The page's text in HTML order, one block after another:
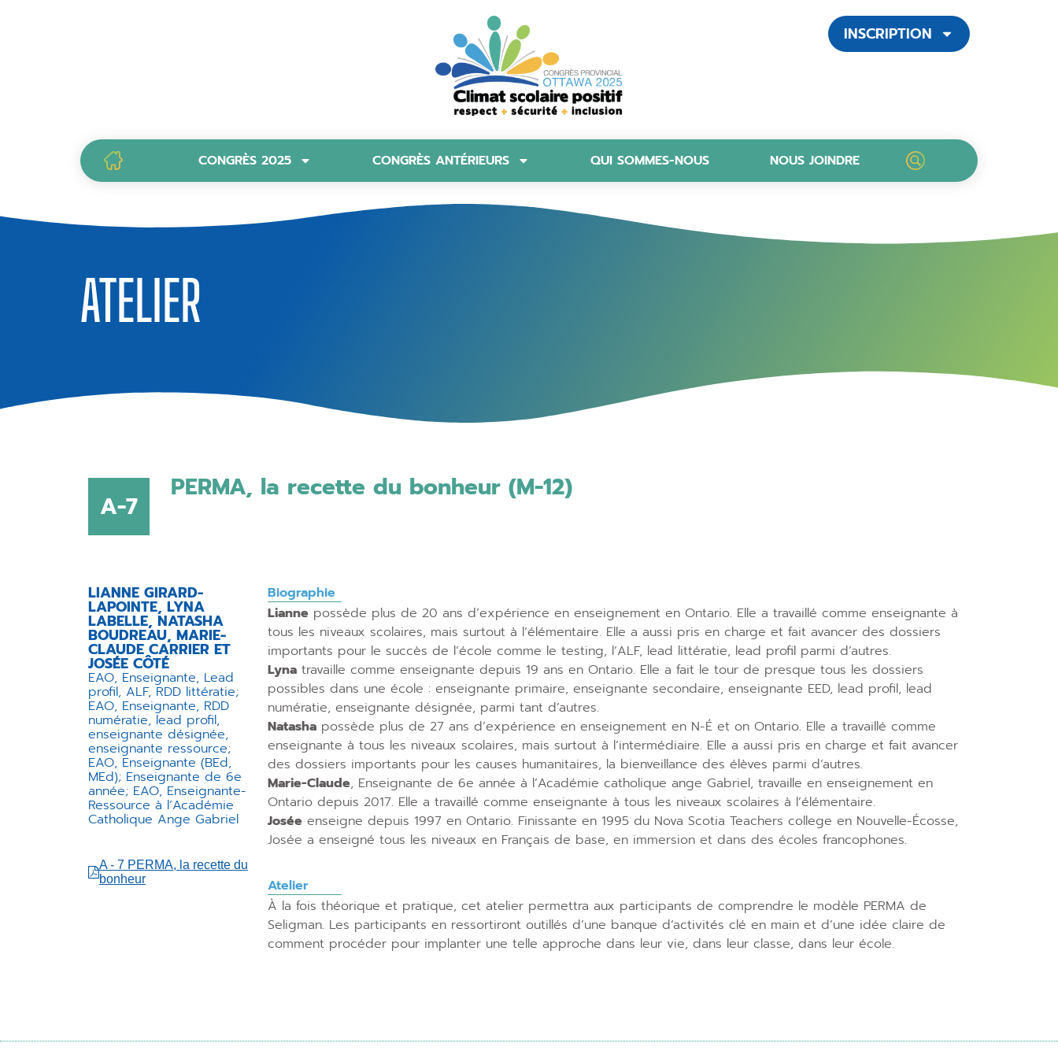
INSCRIPTION
PAGE D’ACCUEILCONGRÈS 2025 CONGRÈS ANTÉRIEURS QUI SOMMES-NOUS NOUS JOINDRE LANCER UNE
ATELIER
A-7
PERMA, la recette du bonheur (M-12)
LIANNE GIRARD-
LAPOINTE, LYNA
LABELLE, NATASHA
BOUDREAU, MARIE-
CLAUDE CARRIER ET
JOSÉE CÔTÉ
EAO, Enseignante, Lead
profil, ALF, RDD littératie;
EAO, Enseignante, RDD
numératie, lead profil,
enseignante désignée,
enseignante ressource;
EAO, Enseignante (BEd,
MEd); Enseignante de 6e
année; EAO, Enseignante-
Ressource à l’Académie
Catholique Ange Gabriel
A - 7 PERMA, la recette du
bonheur
Biographie
Lianne possède plus de 20 ans d’expérience en enseignement en Ontario. Elle a travaillé comme enseignante à
tous les niveaux scolaires, mais surtout à l’élémentaire. Elle a aussi pris en charge et fait avancer des dossiers
importants pour le succès de l’école comme le testing, l’ALF, lead littératie, lead profil parmi d’autres.
Lyna travaille comme enseignante depuis 19 ans en Ontario. Elle a fait le tour de presque tous les dossiers
possibles dans une école : enseignante primaire, enseignante secondaire, enseignante EED, lead profil, lead
numératie, enseignante désignée, parmi tant d’autres.
Natasha possède plus de 27 ans d’expérience en enseignement en N-É et on Ontario. Elle a travaillé comme
enseignante à tous les niveaux scolaires, mais surtout à l’intermédiaire. Elle a aussi pris en charge et fait avancer
des dossiers importants pour les causes humanitaires, la bienveillance des élèves parmi d’autres.
Marie-Claude, Enseignante de 6e année à l’Académie catholique ange Gabriel, travaille en enseignement en
Ontario depuis 2017. Elle a travaillé comme enseignante à tous les niveaux scolaires à l’élémentaire.
Josée enseigne depuis 1997 en Ontario. Finissante en 1995 du Nova Scotia Teachers college en Nouvelle-Écosse,
Josée a enseigné tous les niveaux en Français de base, en immersion et dans des écoles francophones.
Atelier
À la fois théorique et pratique, cet atelier permettra aux participants de comprendre le modèle PERMA de
Seligman. Les participants en ressortiront outillés d’une banque d’activités clé en main et d’une idée claire de
comment procéder pour implanter une telle approche dans leur vie, dans leur classe, dans leur école.